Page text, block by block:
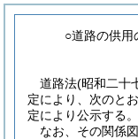
○道路の供用
道路法(昭和二十
定により、次のと
定により公示する。
なお、その関係